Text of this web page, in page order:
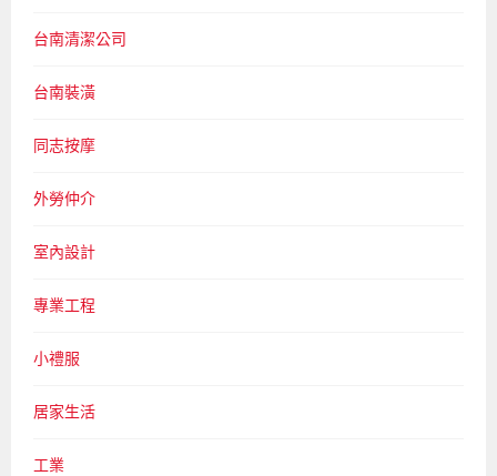
台南清潔公司
台南裝潢
同志按摩
外勞仲介
室內設計
專業工程
小禮服
居家生活
工業